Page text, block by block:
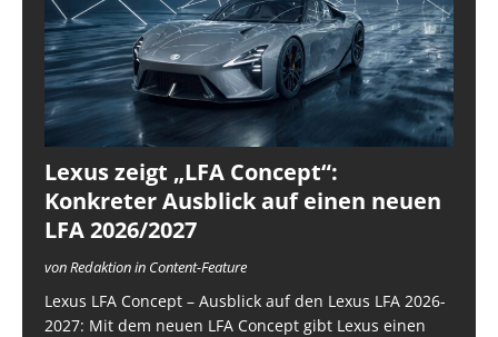
Lexus zeigt „LFA Concept“:
Konkreter Ausblick auf einen neuen
LFA 2026/2027
von Redaktion in Content-Feature
Lexus LFA Concept – Ausblick auf den Lexus LFA 2026-
2027: Mit dem neuen LFA Concept gibt Lexus einen